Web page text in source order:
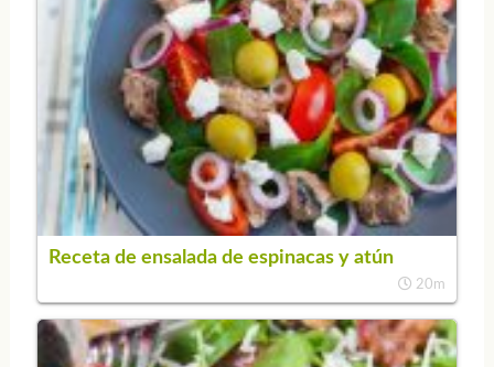
Receta de ensalada de espinacas y atún
20m